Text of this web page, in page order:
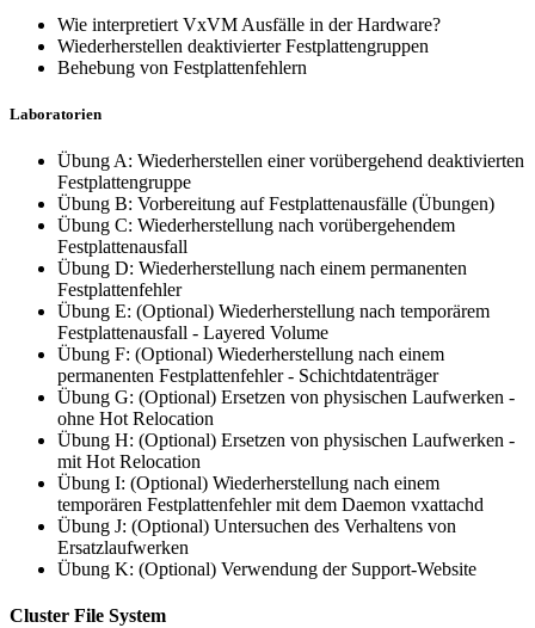
Wie interpretiert VxVM Ausfälle in der Hardware?
Wiederherstellen deaktivierter Festplattengruppen
Behebung von Festplattenfehlern
Laboratorien
Übung A: Wiederherstellen einer vorübergehend deaktivierten
Festplattengruppe
Übung B: Vorbereitung auf Festplattenausfälle (Übungen)
Übung C: Wiederherstellung nach vorübergehendem
Festplattenausfall
Übung D: Wiederherstellung nach einem permanenten
Festplattenfehler
Übung E: (Optional) Wiederherstellung nach temporärem
Festplattenausfall - Layered Volume
Übung F: (Optional) Wiederherstellung nach einem
permanenten Festplattenfehler - Schichtdatenträger
Übung G: (Optional) Ersetzen von physischen Laufwerken -
ohne Hot Relocation
Übung H: (Optional) Ersetzen von physischen Laufwerken -
mit Hot Relocation
Übung I: (Optional) Wiederherstellung nach einem
temporären Festplattenfehler mit dem Daemon vxattachd
Übung J: (Optional) Untersuchen des Verhaltens von
Ersatzlaufwerken
Übung K: (Optional) Verwendung der Support-Website
Cluster File System